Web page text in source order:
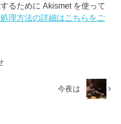
るために Akismet を使って
理方法の詳細はこちらをご
今夜は